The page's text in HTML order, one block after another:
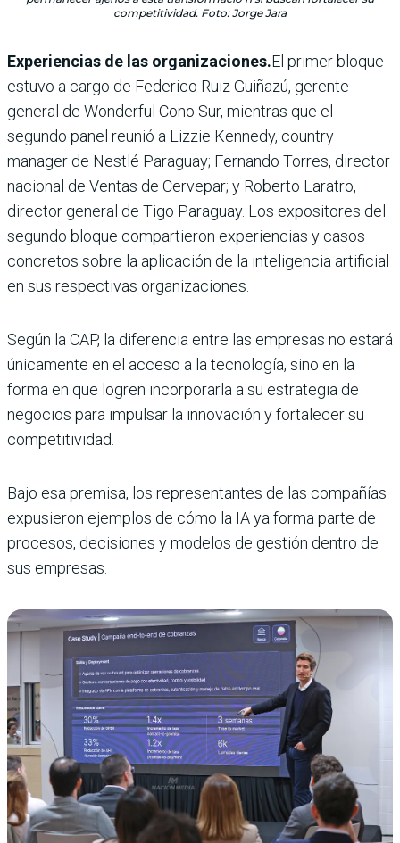
competitividad. Foto: Jorge Jara
Experiencias de las organizaciones.El primer bloque
estuvo a cargo de Federico Ruiz Guiñazú, gerente
general de Wonderful Cono Sur, mientras que el
segundo panel reunió a Lizzie Kennedy, country
manager de Nestlé Paraguay; Fernando Torres, director
nacional de Ventas de Cervepar; y Roberto Laratro,
director general de Tigo Paraguay. Los expositores del
segundo bloque compartieron experiencias y casos
concretos sobre la aplicación de la inteligencia artificial
en sus respectivas organizaciones.
Según la CAP, la diferencia entre las empresas no estará
únicamente en el acceso a la tecnología, sino en la
forma en que logren incorporarla a su estrategia de
negocios para impulsar la innovación y fortalecer su
competitividad.
Bajo esa premisa, los representantes de las compañías
expusieron ejemplos de cómo la IA ya forma parte de
procesos, decisiones y modelos de gestión dentro de
sus empresas.